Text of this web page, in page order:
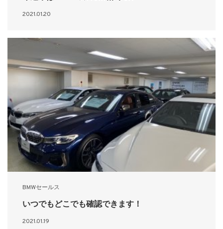
2021.01.20
BMWセールス
いつでもどこでも確認できます！
2021.01.19